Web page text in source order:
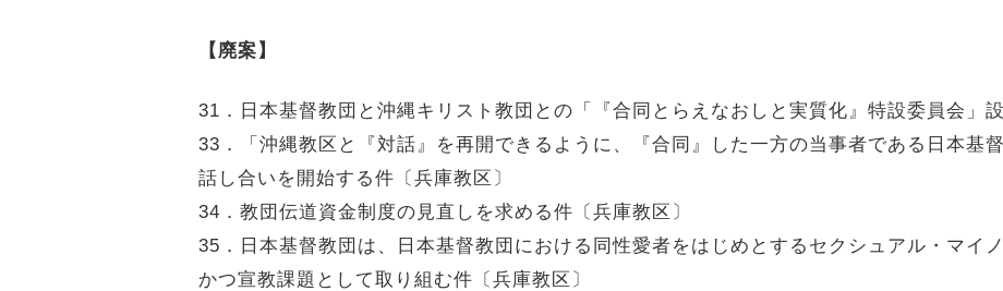
【廃案】
31．日本基督教団と沖縄キリスト教団との「『合同とらえなおしと実質化』特設委員会」
33．「沖縄教区と『対話』を再開できるように、『合同』した一方の当事者である日本基
話し合いを開始する件〔兵庫教区〕
34．教団伝道資金制度の見直しを求める件〔兵庫教区〕
35．日本基督教団は、日本基督教団における同性愛者をはじめとするセクシュアル・マイ
かつ宣教課題として取り組む件〔兵庫教区〕